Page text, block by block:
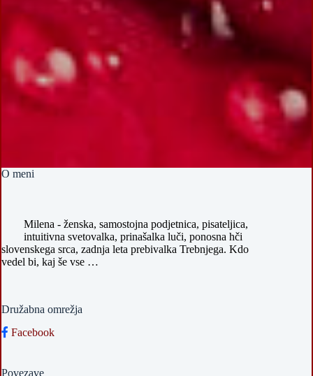
O meni
Milena - ženska, samostojna podjetnica, pisateljica,
intuitivna svetovalka, prinašalka luči, ponosna hči
slovenskega srca, zadnja leta prebivalka Trebnjega. Kdo
vedel bi, kaj še vse …
Družabna omrežja
Facebook
Povezave